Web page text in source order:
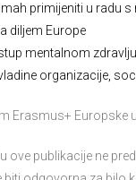
primijeniti u radu s
diljem Europe
mentalnom
organizacije,
Erasmus+ Europske
ove publikacije ne